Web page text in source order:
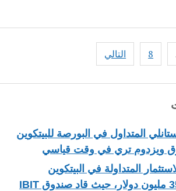
المتداول في البورصة للبيتكوين
ويزدوم تري في وقت قياسي
المتداولة في البيتكوين
تدفقات بقيمة 358 مليون دولار، حيث قاد صندوق IBIT
8 التالي